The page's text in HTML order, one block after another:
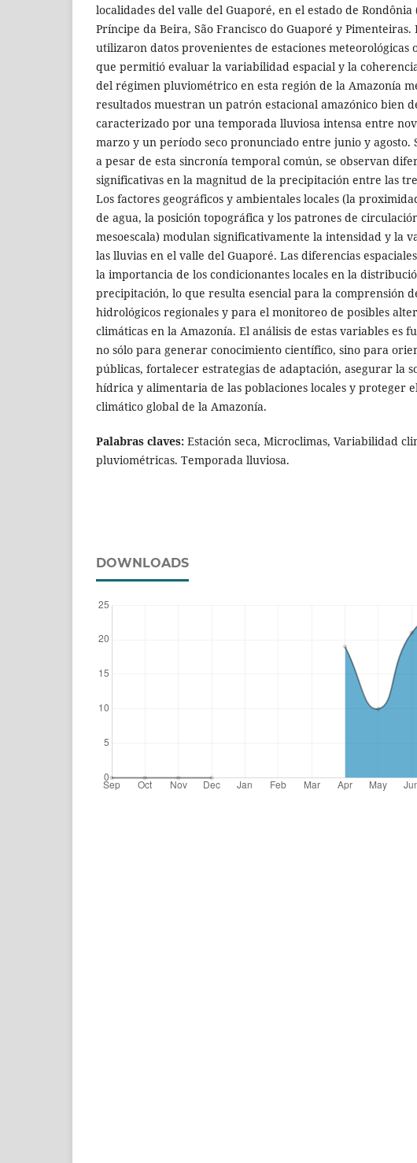
localidades del valle del Guaporé, en el estado de Rondônia
Príncipe da Beira, São Francisco do Guaporé y Pimenteiras.
utilizaron datos provenientes de estaciones meteorológicas
que permitió evaluar la variabilidad espacial y la
del régimen pluviométrico en esta región de la Amazonía
resultados muestran un patrón estacional amazónico bien
caracterizado por una temporada lluviosa intensa entre
marzo y un período seco pronunciado entre junio y agosto.
a pesar de esta sincronía temporal común, se observan
significativas en la magnitud de la precipitación entre las
Los factores geográficos y ambientales locales (la
de agua, la posición topográfica y los patrones de
mesoescala) modulan significativamente la intensidad y la
las lluvias en el valle del Guaporé. Las diferencias
la importancia de los condicionantes locales en la
precipitación, lo que resulta esencial para la comprensión
hidrológicos regionales y para el monitoreo de posibles
climáticas en la Amazonía. El análisis de estas variables es
no sólo para generar conocimiento científico, sino para
públicas, fortalecer estrategias de adaptación, asegurar la
hídrica y alimentaria de las poblaciones locales y proteger
climático global de la Amazonía.
Palabras claves: Estación seca, Microclimas, Variabilidad
pluviométricas. Temporada lluviosa.
DOWNLOADS